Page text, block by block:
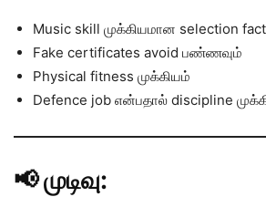
Music skill முக்கியமான selection
Fake certificates avoid பண்ணவும்
Physical fitness முக்கியம்
Defence job என்பதால் discipline
📢 முடிவு: